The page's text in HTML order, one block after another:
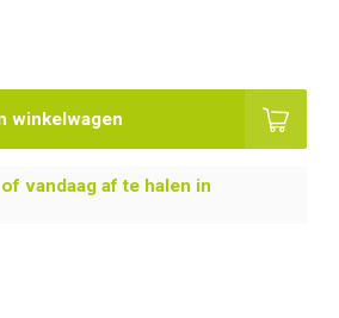
winkelwagen
vandaag af te halen in